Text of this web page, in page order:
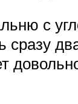
с
сразу